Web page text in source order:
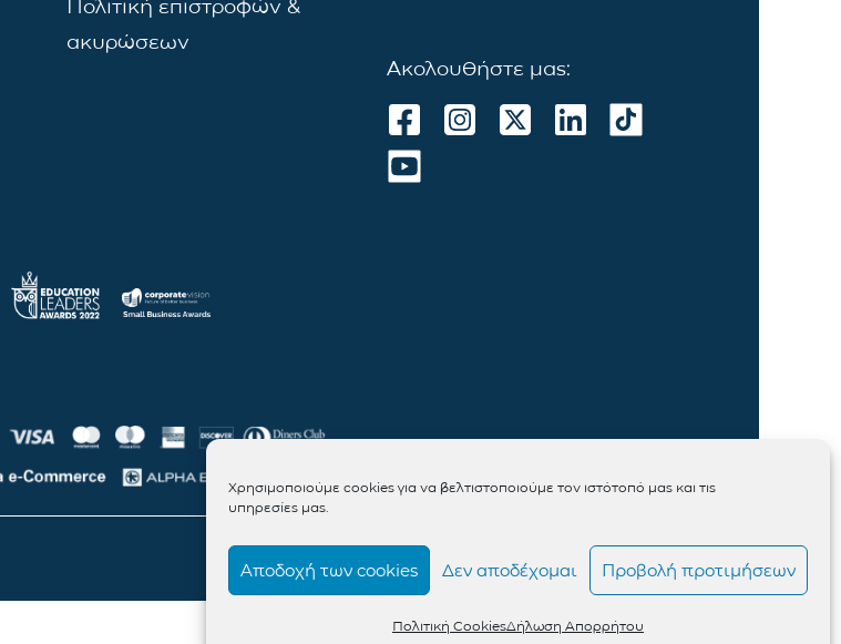
Χρησιμοποιούμε cookies για να βελτιστοποιούμε τον ιστότοπό μας και τις
υπηρεσίες μας.
Αποδοχή των cookies Δεν αποδέχομαι Προβολή προτιμήσεων
Πολιτική CookiesΔήλωση Απορρήτου
Πολιτική επιστροφών &
ακυρώσεων
Ακολουθήστε μας: